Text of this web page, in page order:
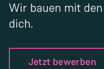
Wir bauen mit
dich.
Jetzt bewerben